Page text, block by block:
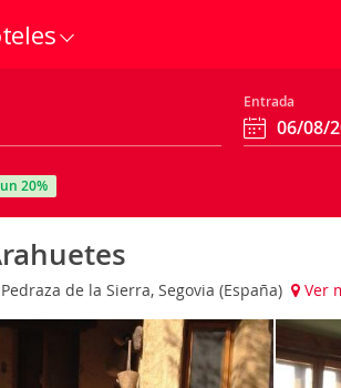
Entrada
20%
de la Sierra, Segovia (España) Ver